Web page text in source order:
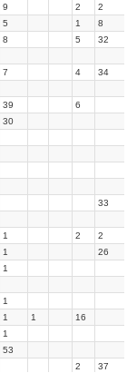
9 2
2
5 1
8
8 5
32
7 4
34
39
6
30
33
1 2
2
1
26
1
1
1 1
16
1
53
2
37